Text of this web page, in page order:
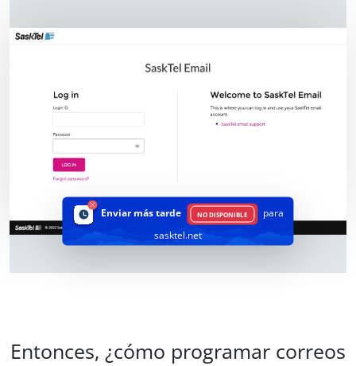
Enviar más tarde NO DISPONIBLE
para
sasktel.net
Entonces, ¿cómo programar correos